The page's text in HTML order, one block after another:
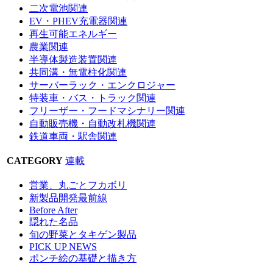
二次電池関連
EV・PHEV充電器関連
再生可能エネルギー
農業関連
半導体製造装置関連
共同溝・無電柱化関連
サーバーラック・エンクロジャー
特装車・バス・トラック関連
フリーザー・フードマシナリー関連
自動販売機・自動改札機関連
鉄道車両・駅舎関連
CATEGORY 連載
営業、丸ごとフカボリ
新製品開発最前線
Before After
隠れた名品
旬の野菜とタキゲン製品
PICK UP NEWS
ポンチ絵の基礎と描き方